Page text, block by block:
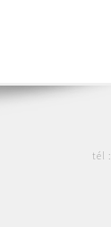
tél :